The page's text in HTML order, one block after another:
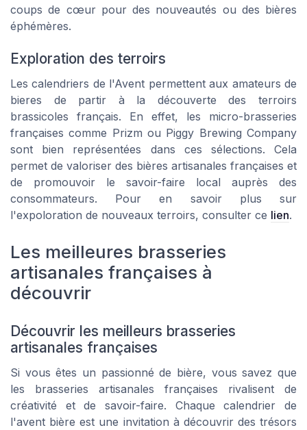
coups de cœur pour des nouveautés ou des bières
éphémères.
Exploration des terroirs
Les calendriers de l'Avent permettent aux amateurs de
bieres de partir à la découverte des terroirs
brassicoles français. En effet, les micro-brasseries
françaises comme Prizm ou Piggy Brewing Company
sont bien représentées dans ces sélections. Cela
permet de valoriser des bières artisanales françaises et
de promouvoir le savoir-faire local auprès des
consommateurs. Pour en savoir plus sur
l'expoloration de nouveaux terroirs, consulter ce lien.
Les meilleures brasseries
artisanales françaises à
découvrir
Découvrir les meilleurs brasseries
artisanales françaises
Si vous êtes un passionné de bière, vous savez que
les brasseries artisanales françaises rivalisent de
créativité et de savoir-faire. Chaque calendrier de
l'avent bière est une invitation à découvrir des trésors